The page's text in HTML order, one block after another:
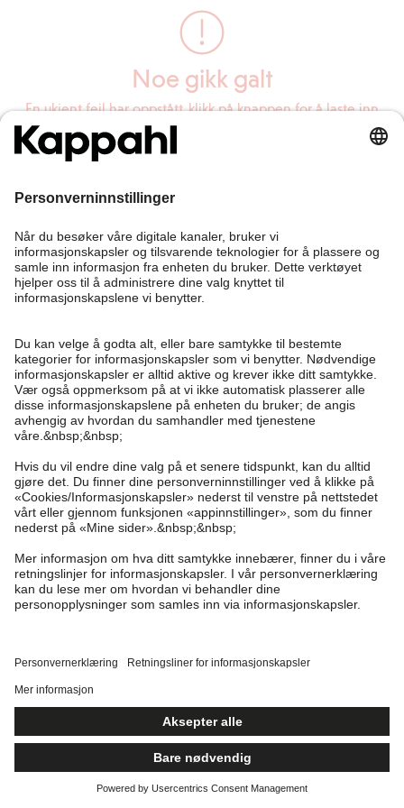
Noe gikk galt
En ukjent feil har oppstått, klikk på knappen for å laste inn
siden på nytt.